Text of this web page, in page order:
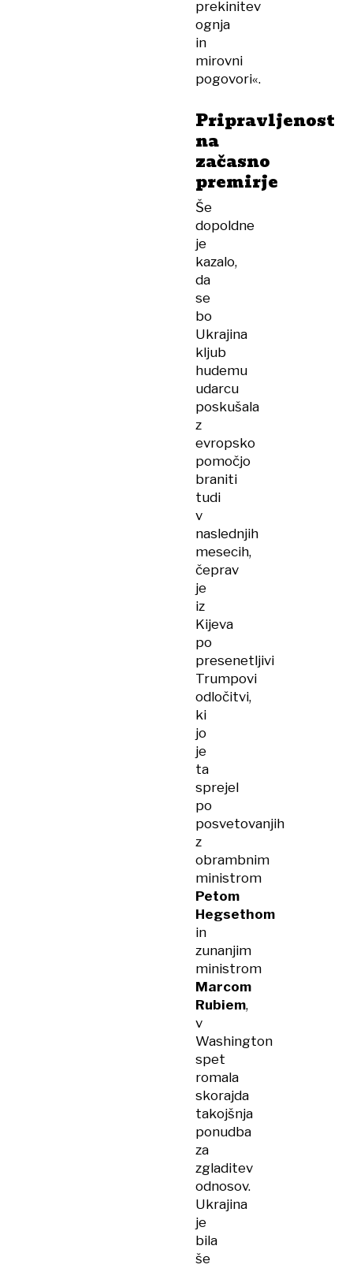
prekinitev
ognja
in
mirovni
pogovori«.
Pripravljenost
na
začasno
premirje
Še
dopoldne
je
kazalo,
da
se
bo
Ukrajina
kljub
hudemu
udarcu
poskušala
z
evropsko
pomočjo
braniti
tudi
v
naslednjih
mesecih,
čeprav
je
iz
Kijeva
po
presenetljivi
Trumpovi
odločitvi,
ki
jo
je
ta
sprejel
po
posvetovanjih
z
obrambnim
ministrom
Petom
Hegsethom
in
zunanjim
ministrom
Marcom
Rubiem,
v
Washington
spet
romala
skorajda
takojšnja
ponudba
za
zgladitev
odnosov.
Ukrajina
je
bila
še